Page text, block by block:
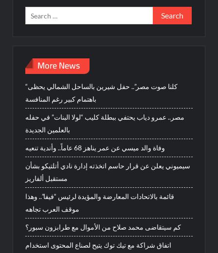
Search
for:
More News
“كلنا صوت مصر”.. حفل شيرين بالساحل الشمالي يحظى
باهتمام كبير رغم المنافسة
مصر.. عمرو دياب يحتفي ببطلة كليب “لولا البنات” في حفله
بالعلمين الجديدة
وفاة والد ميسي عن عمر يناهز 68 عاماً.. وأندية تنعيه
سيميوني يعلن عن قرار حاسم اتخذته إدارة نادي أتلتيكو بشأن
مستقبل ألفاريز
قائمة بالاتحادات المعارضة والمؤيدة لرئيس “فيفا”.. وهذا
موقف العرب تجاهه
كم سيتقاضى محمد صلاح من الأموال مع طرابزون سبور؟
اتفاق شراكة مع تيك توك يتيح لصناع المحتوى استخدام